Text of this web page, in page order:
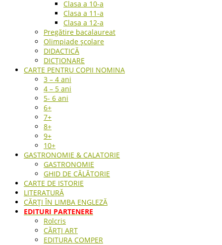
Clasa a 10-a
Clasa a 11-a
Clasa a 12-a
Pregătire bacalaureat
Olimpiade școlare
DIDACTICĂ
DICȚIONARE
CARTE PENTRU COPII NOMINA
3 – 4 ani
4 – 5 ani
5- 6 ani
6+
7+
8+
9+
10+
GASTRONOMIE & CALATORIE
GASTRONOMIE
GHID DE CĂLĂTORIE
CARTE DE ISTORIE
LITERATURĂ
CĂRȚI ÎN LIMBA ENGLEZĂ
EDITURI PARTENERE
Rolcris
CĂRȚI ART
EDITURA COMPER